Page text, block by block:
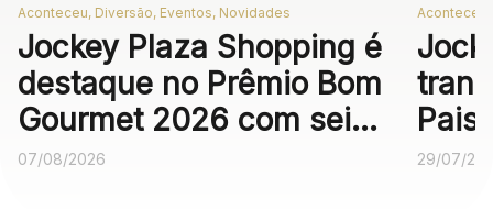
Aconteceu, Diversão, Eventos, Novidades
Jockey Plaza Shopping é
destaque no Prêmio Bom
Gourmet 2026 com seis
operações
07/08/2026
Pais
29/07/